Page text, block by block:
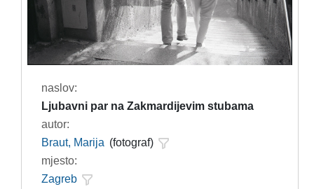
naslov:
Ljubavni par na Zakmardijevim stubama
autor:
Braut, Marija (fotograf)
mjesto:
Zagreb